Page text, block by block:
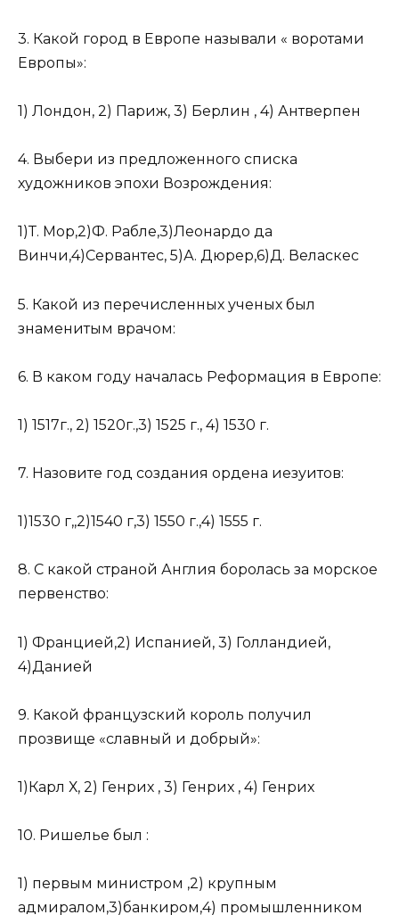
3. Какой город в Европе называли « воротами
Европы»:
1) Лондон, 2) Париж, 3) Берлин , 4) Антверпен
4. Выбери из предложенного списка
художников эпохи Возрождения:
1)Т. Мор,2)Ф. Рабле,3)Леонардо да
Винчи,4)Сервантес, 5)А. Дюрер,6)Д. Веласкес
5. Какой из перечисленных ученых был
знаменитым врачом:
6. В каком году началась Реформация в Европе:
1) 1517г., 2) 1520г.,3) 1525 г., 4) 1530 г.
7. Назовите год создания ордена иезуитов:
1)1530 г,,2)1540 г,3) 1550 г.,4) 1555 г.
8. С какой страной Англия боролась за морское
первенство:
1) Францией,2) Испанией, 3) Голландией,
4)Данией
9. Какой французский король получил
прозвище «славный и добрый»:
1)Карл Х, 2) Генрих , 3) Генрих , 4) Генрих
10. Ришелье был :
1) первым министром ,2) крупным
адмиралом,3)банкиром,4) промышленником